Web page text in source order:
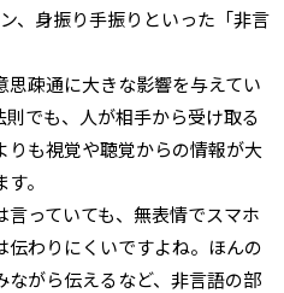
、身振り手振りといった「非言
疎通に大きな影響を与えてい
でも、人が相手から受け取る
りも視覚や聴覚からの情報が大
。
っていても、無表情でスマホ
わりにくいですよね。ほんの
がら伝えるなど、非言語の部